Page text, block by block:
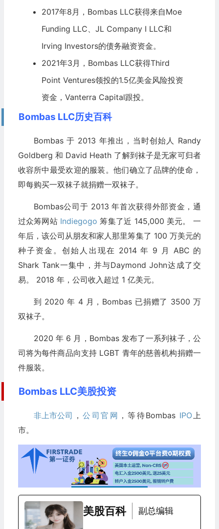
2017年8月，Bombas LLC获得来自Moe
Funding LLC、JL Company I LLC和
Irving Investors的债务融资资金。
2021年3月，Bombas LLC获得Third
Point Ventures领投的1.5亿美金风险投资
资金，Vanterra Capital跟投。
Bombas LLC历史百科
Bombas 于 2013 年推出，当时创始人 Randy
Goldberg 和 David Heath 了解到袜子是无家可归者
收容所中最受欢迎的服装。他们确立了品牌的使命，
即每购买一双袜子就捐赠一双袜子。
Bombas公司于 2013 年首次获得外部资金，通
过众筹网站 Indiegogo 筹集了近 145,000 美元。 一
年后，该公司从朋友和家人那里筹集了 100 万美元的
种子资金。创始人出现在 2014 年 9 月 ABC 的
Shark Tank一集中，并与Daymond John达成了交
易。 2018 年，公司收入超过 1 亿美元。
到 2020 年 4 月，Bombas 已捐赠了 3500 万
双袜子。
2020 年 6 月，Bombas 发布了一系列袜子，公
司将为每件商品向支持 LGBT 青年的慈善机构捐赠一
件服装。
Bombas LLC美股投资
非上市公司 ，公司官网 ，等待Bombas IPO上
市。
美股百科 副总编辑